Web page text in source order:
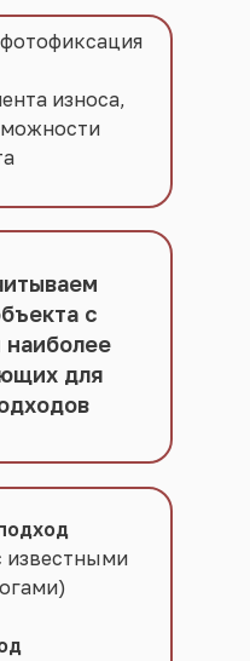
износа,
с
для
известными